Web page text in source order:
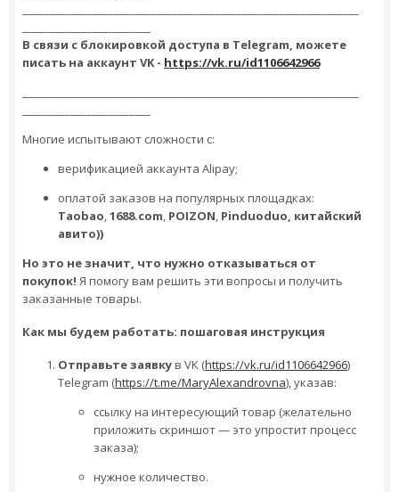
В связи с блокировкой доступа в Telegram, можете
писать на аккаунт VK - https://vk.ru/id1106642966
Многие испытывают сложности с:
верификацией аккаунта Alipay;
оплатой заказов на популярных площадках:
Taobao 1688.com POIZON Pinduoduo, китайский
авито))
Но это не значит, что нужно отказываться от
покупок! Я помогу вам решить эти вопросы и получить
заказанные товары.
Как мы будем работать: пошаговая инструкция
Отправьте заявкув VK (https://vk.ru/id1106642966)
Telegram (https://t.me/MaryAlexandrovna), указав:
ссылку на интересующий товар (желательно
приложить скриншот — это упростит процесс
заказа);
нужное количество.